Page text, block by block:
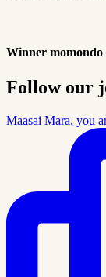
Winner momondo
Follow our
Maasai Mara, you